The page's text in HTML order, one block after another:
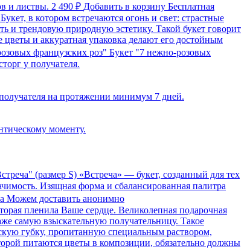
и листвы. 2 490 ₽ Добавить в корзину Бесплатная
Букет, в котором встречаются огонь и свет: страстные
и трендовую природную эстетику. Такой букет говорит
и аккуратная упаковка делают его достойным
Букет "7 нежно-розовых
у получателя.
на протяжении минимум 7 дней.
моменту.
(размер S) «Встреча» — букет, созданный для тех
Изящная форма и сбалансированная палитра
Можем доставить анонимно
пленила Ваше сердце. Великолепная подарочная
самую взыскательную получательницу. Такое
губку, пропитанную специальным раствором,
питаются цветы в композиции, обязательно должны